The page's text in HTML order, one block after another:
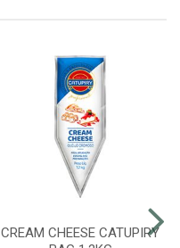
CREAM CHEESE CATUPIRY